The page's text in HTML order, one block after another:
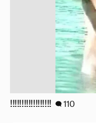
!!!!!!!!!!!!!!!!!! 110